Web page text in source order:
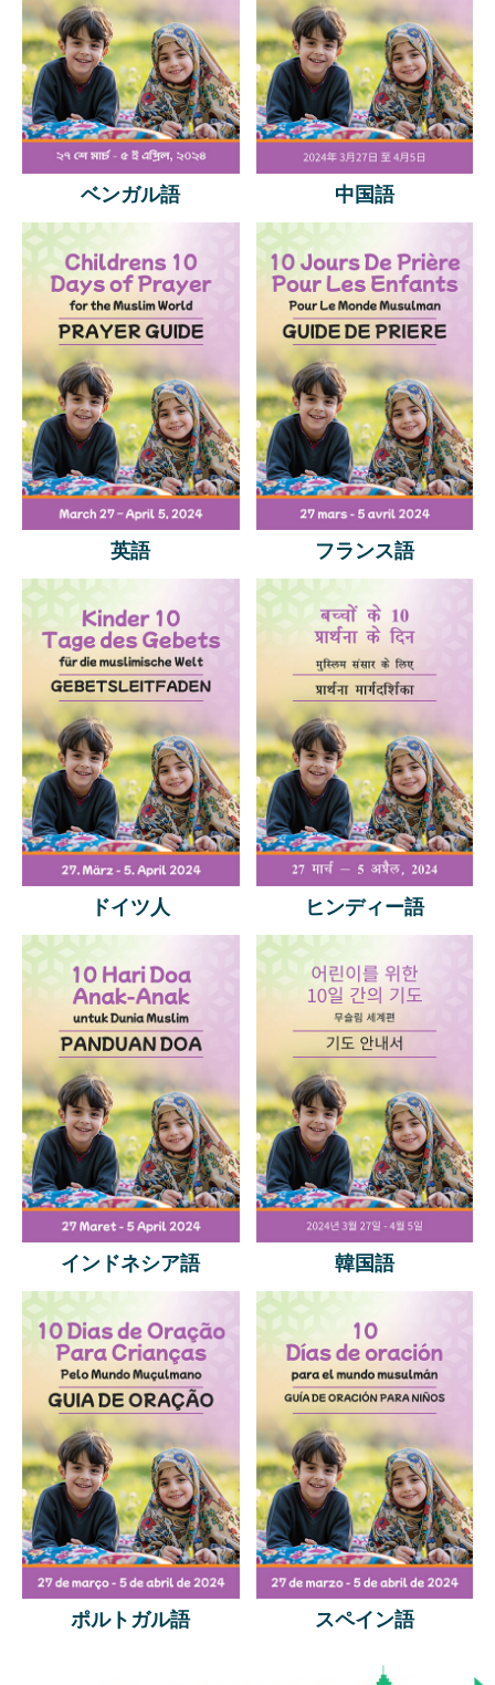
ベンガル語 中国語
英語 フランス語
ドイツ人 ヒンディー語
インドネシア語 韓国語
ポルトガル語 スペイン語